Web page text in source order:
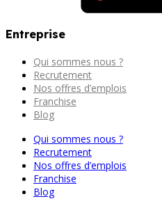
Entreprise
Qui sommes nous ?
Recrutement
Nos offres d’emplois
Franchise
Blog
Qui sommes nous ?
Recrutement
Nos offres d’emplois
Franchise
Blog